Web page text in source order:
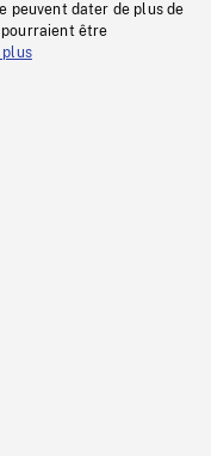
peuvent dater de plus de
pourraient être
plus